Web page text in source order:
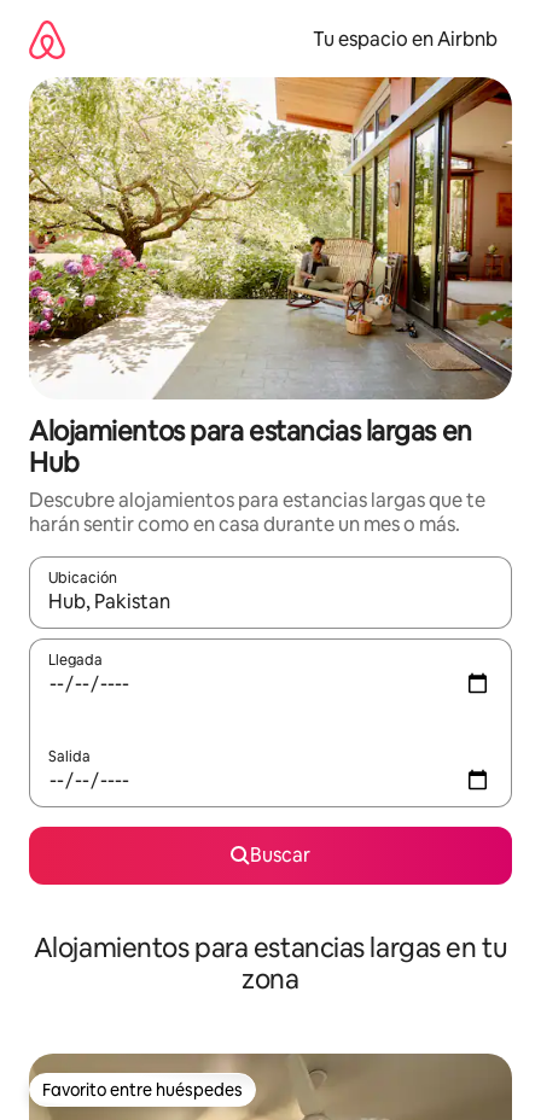
contenido
Tu espacio en Airbnb
Alojamientos para estancias largas en
Hub
Descubre alojamientos para estancias largas que te
harán sentir como en casa durante un mes o más.
Ubicación
Cuando los resultados estén disponibles, podrás navegar
Llegada
Salida
Buscar
Alojamientos para estancias largas en tu
zona
Favorito entre huéspedes
Favorito entre huéspedes